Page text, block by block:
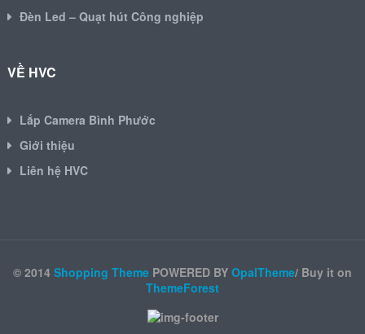
Đèn Led – Quạt hút Công nghiệp
VỀ HVC
Lắp Camera Bình Phước
Giới thiệu
Liên hệ HVC
© 2014 Shopping Theme POWERED BY OpalTheme/ Buy it on
ThemeForest